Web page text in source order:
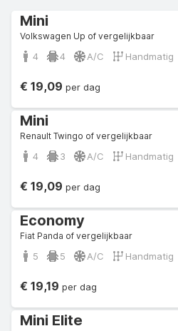
Mini
Volkswagen Up of vergelijkbaar
4 4 A/C Handmatig
€ 19,09 per dag
Mini
Renault Twingo of vergelijkbaar
4 3 A/C Handmatig
€ 19,09 per dag
Economy
Fiat Panda of vergelijkbaar
5 5 A/C Handmatig
€ 19,19 per dag
Mini Elite